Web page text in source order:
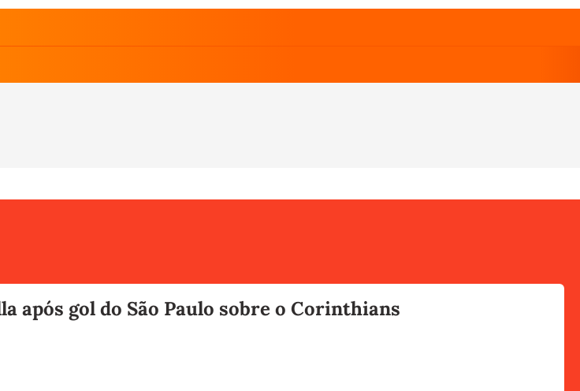
após gol do São Paulo sobre o Corinthians